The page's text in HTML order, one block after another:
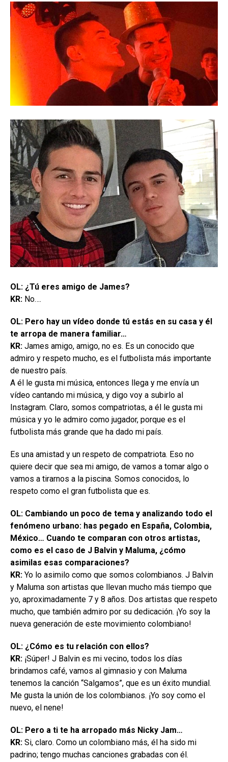
OL: ¿Tú eres amigo de James?
KR: No….
OL: Pero hay un vídeo donde tú estás en su casa y él
te arropa de manera familiar…
KR: James amigo, amigo, no es. Es un conocido que
admiro y respeto mucho, es el futbolista más importante
de nuestro país.
A él le gusta mi música, entonces llega y me envía un
vídeo cantando mi música, y digo voy a subirlo al
Instagram. Claro, somos compatriotas, a él le gusta mi
música y yo le admiro como jugador, porque es el
futbolista más grande que ha dado mi país.
Es una amistad y un respeto de compatriota. Eso no
quiere decir que sea mi amigo, de vamos a tomar algo o
vamos a tirarnos a la piscina. Somos conocidos, lo
respeto como el gran futbolista que es.
OL: Cambiando un poco de tema y analizando todo el
fenómeno urbano: has pegado en España, Colombia,
México… Cuando te comparan con otros artistas,
como es el caso de J Balvin y Maluma, ¿cómo
asimilas esas comparaciones?
KR: Yo lo asimilo como que somos colombianos. J Balvin
y Maluma son artistas que llevan mucho más tiempo que
yo, aproximadamente 7 y 8 años. Dos artistas que respeto
mucho, que también admiro por su dedicación. ¡Yo soy la
nueva generación de este movimiento colombiano!
OL: ¿Cómo es tu relación con ellos?
KR: ¡Súper! J Balvin es mi vecino, todos los días
brindamos café, vamos al gimnasio y con Maluma
tenemos la canción “Salgamos”, que es un éxito mundial.
Me gusta la unión de los colombianos. ¡Yo soy como el
nuevo, el nene!
OL: Pero a ti te ha arropado más Nicky Jam…
KR: Si, claro. Como un colombiano más, él ha sido mi
padrino; tengo muchas canciones grabadas con él.